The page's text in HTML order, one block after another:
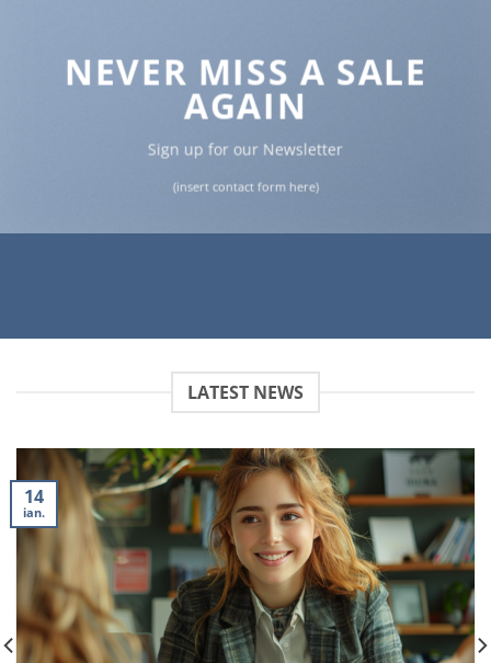
NEVER MISS A SALE
AGAIN
Sign up for our Newsletter
(insert contact form here)
LATEST NEWS
14
ian.